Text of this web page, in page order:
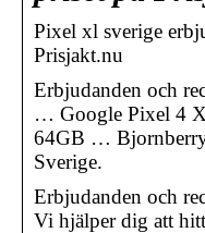
Pixel xl sverige
Prisjakt.nu
Erbjudanden och
… Google Pixel 4
64GB …
Sverige.
Erbjudanden och
Vi hjälper dig att